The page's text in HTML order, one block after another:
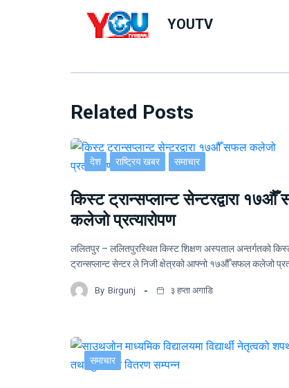
YOUTV
Related Posts
देश राष्ट्रिय खबर समाचार
किस्ट ट्रान्सप्लान्ट सेन्टरद्वारा
कलेजो प्रत्यारोपण
ललितपुर – ललितपुरस्थित किस्ट शिक्षण अस्पताल अन्तर्गतको
ट्रान्सप्लान्ट सेन्टर ले निजी क्षेत्रको आफ्नो १७औँ सफल कलेजो
By Birgunj ३ हप्ता अगाडि
समाचार